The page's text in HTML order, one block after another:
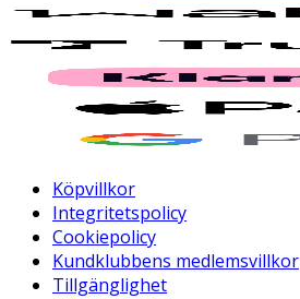
Köpvillkor
Integritetspolicy
Cookiepolicy
Kundklubbens medlemsvillkor
Tillgänglighet